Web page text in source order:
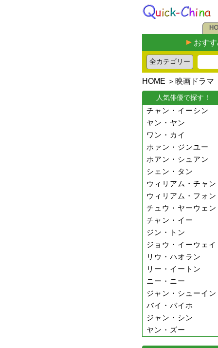
おす
HOME ＞ 映画ドラマ
人気俳優で探す！
チャン・イーシン
ヤン・ヤン
ワン・カイ
ホァン・ジンユー
ホアン・シュアン
シェン・タン
ウィリアム・チャン
ウィリアム・フォン
チュウ・ヤーウェン
チャン・イー
ジン・トン
ジョウ・イーウェイ
リウ・ハオラン
リー・イートン
ニー・ニー
ジャン・シューイン
バイ・バイホ
ジャン・シン
ヤン・ズー